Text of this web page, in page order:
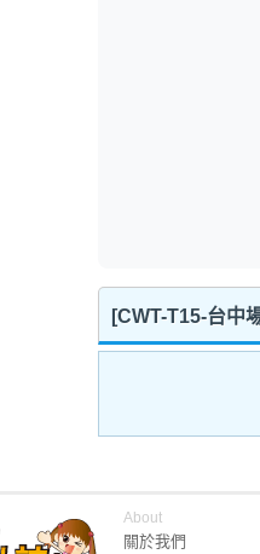
[CWT-T15-台中
About
關於我們